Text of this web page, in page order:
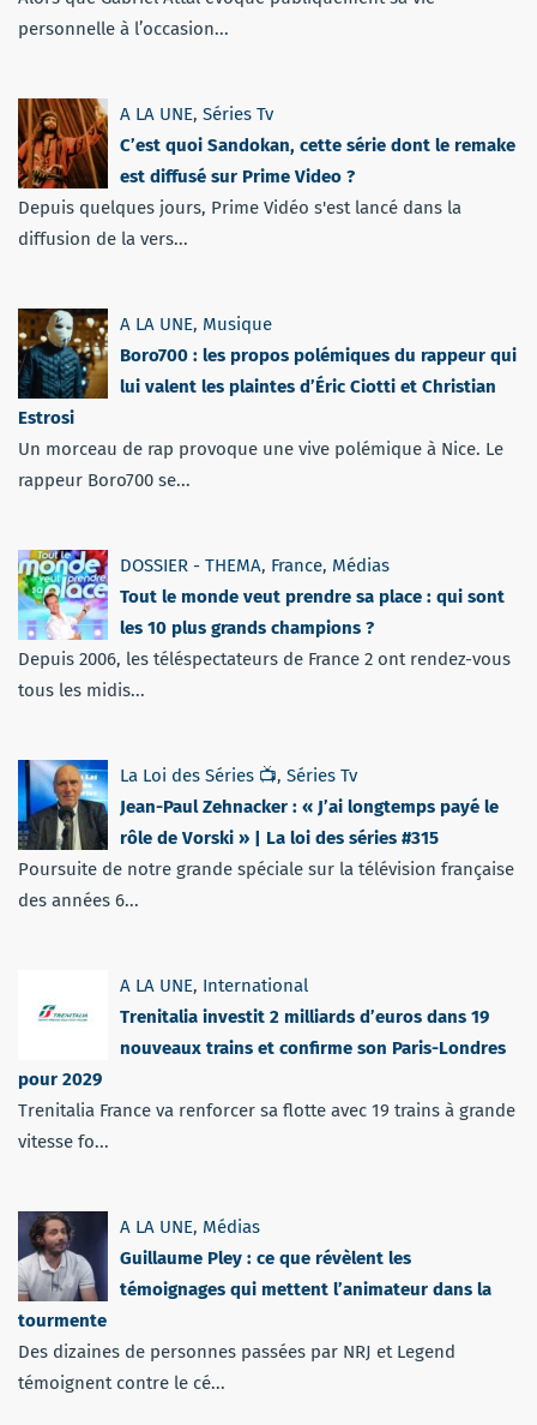
personnelle à l’occasion...
A LA UNE, Séries Tv
C’est quoi Sandokan, cette série dont le remake
est diffusé sur Prime Video ?
Depuis quelques jours, Prime Vidéo s'est lancé dans la
diffusion de la vers...
A LA UNE, Musique
Boro700 : les propos polémiques du rappeur qui
lui valent les plaintes d’Éric Ciotti et Christian
Estrosi
Un morceau de rap provoque une vive polémique à Nice. Le
rappeur Boro700 se...
DOSSIER - THEMA, France, Médias
Tout le monde veut prendre sa place : qui sont
les 10 plus grands champions ?
Depuis 2006, les téléspectateurs de France 2 ont rendez-vous
tous les midis...
La Loi des Séries 📺, Séries Tv
Jean-Paul Zehnacker : « J’ai longtemps payé le
rôle de Vorski » | La loi des séries #315
Poursuite de notre grande spéciale sur la télévision française
des années 6...
A LA UNE, International
Trenitalia investit 2 milliards d’euros dans 19
nouveaux trains et confirme son Paris-Londres
pour 2029
Trenitalia France va renforcer sa flotte avec 19 trains à grande
vitesse fo...
A LA UNE, Médias
Guillaume Pley : ce que révèlent les
témoignages qui mettent l’animateur dans la
tourmente
Des dizaines de personnes passées par NRJ et Legend
témoignent contre le cé...